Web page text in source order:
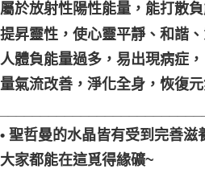
屬於放射性陽性能量，能打散
提昇靈性，使心靈平靜、和諧、
人體負能量過多，易出現病症
量氣流改善，淨化全身，恢復元
• 聖哲曼的水晶皆有受到完善
大家都能在這覓得緣礦~